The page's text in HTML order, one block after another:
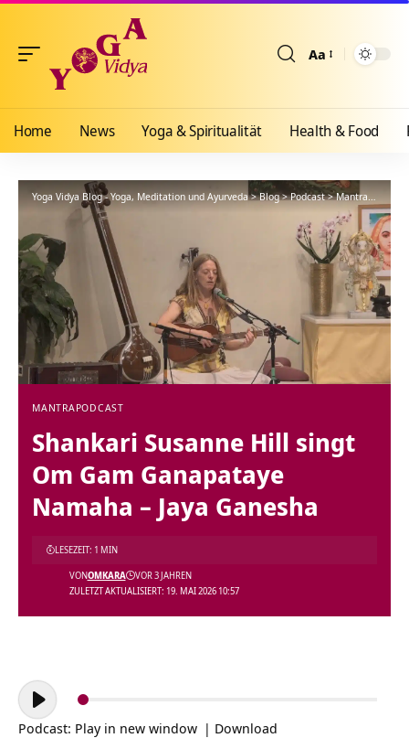
Aa
Home News Yoga & Spiritualität Health & Food
Yoga Vidya Blog - Yoga, Meditation und Ayurveda>Blog>Podcast>Mantra>
MANTRAPODCAST
Shankari Susanne Hill singt
Om Gam Ganapataye
Namaha – Jaya Ganesha
ZULETZT AKTUALISIERT: 19. MAI 2026 10:57
VONOMKARA VOR 3 JAHREN
LESEZEIT: 1 MIN
Audio-
Player
Podcast: Play in new window | Download